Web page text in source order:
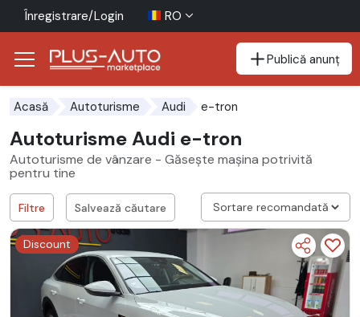
Înregistrare/Login RO
Publică anunț
Acasă Autoturisme Audi e-tron
Autoturisme Audi e-tron
Autoturisme de vânzare - Găsește mașina potrivită
pentru tine
Salvează căutare
Filtre
Discount